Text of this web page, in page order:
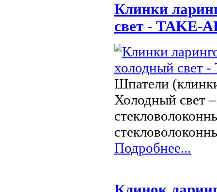
Клинки
свет - TAKE-
Шпатели
Холодный свет
Подробнее...